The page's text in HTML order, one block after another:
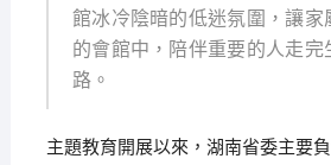
館冰冷陰暗的低迷氛圍，讓家
的會館中，陪伴重要的人走完
路。
主題教育開展以來，湖南省委主要